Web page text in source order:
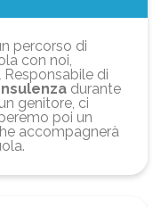
percorso di
con noi,
di
durante
genitore, ci
poi un
accompagnerà